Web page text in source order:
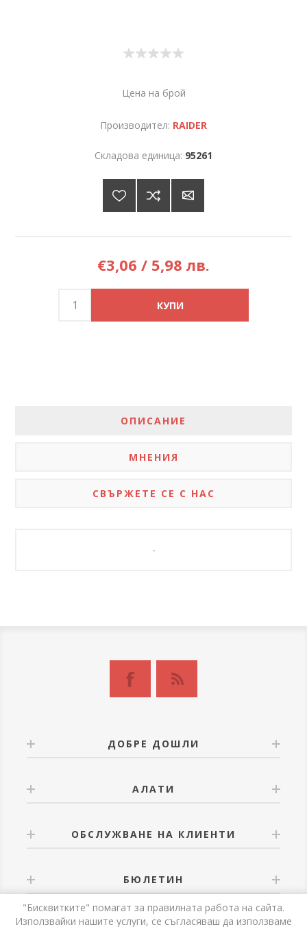
Цена на брой
Производител: RAIDER
Складова единица: 95261
€3,06 / 5,98 лв.
ОПИСАНИЕ
МНЕНИЯ
СВЪРЖЕТЕ СЕ С НАС
-
ДОБРЕ ДОШЛИ
АЛАТИ
ОБСЛУЖВАНЕ НА КЛИЕНТИ
БЮЛЕТИН
"Бисквитките" помагат за правилната работа на сайта.
Използвайки нашите услуги, се съгласяваш да използваме